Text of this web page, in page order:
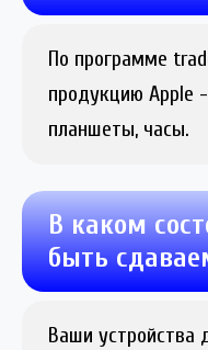
По программе
продукцию Apple
планшеты, часы.
В каком
быть
Ваши